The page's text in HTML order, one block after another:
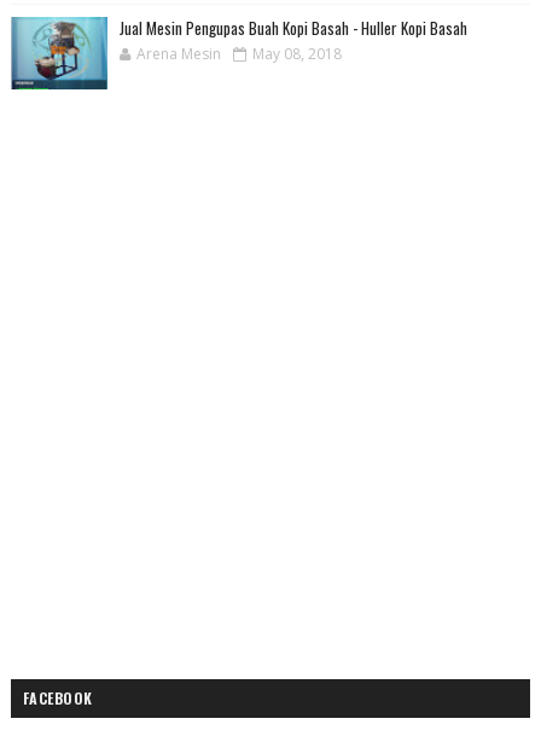
Jual Mesin Pengupas Buah Kopi Basah - Huller Kopi Basah
Arena Mesin May 08, 2018
FACEBOOK